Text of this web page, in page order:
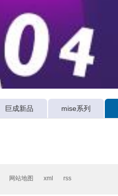
巨成新品 mise系列
网站地图 xml rss